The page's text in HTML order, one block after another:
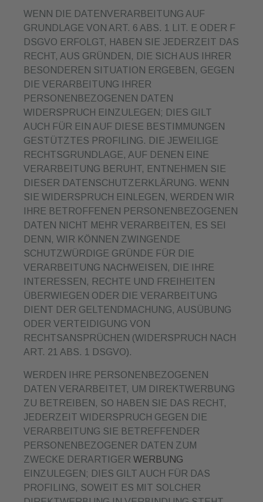
WENN DIE DATENVERARBEITUNG AUF
GRUNDLAGE VON ART. 6 ABS. 1 LIT. E ODER F
DSGVO ERFOLGT, HABEN SIE JEDERZEIT DAS
RECHT, AUS GRÜNDEN, DIE SICH AUS IHRER
BESONDEREN SITUATION ERGEBEN, GEGEN
DIE VERARBEITUNG IHRER
PERSONENBEZOGENEN DATEN
WIDERSPRUCH EINZULEGEN; DIES GILT
AUCH FÜR EIN AUF DIESE BESTIMMUNGEN
GESTÜTZTES PROFILING. DIE JEWEILIGE
RECHTSGRUNDLAGE, AUF DENEN EINE
VERARBEITUNG BERUHT, ENTNEHMEN SIE
DIESER DATENSCHUTZERKLÄRUNG. WENN
SIE WIDERSPRUCH EINLEGEN, WERDEN WIR
IHRE BETROFFENEN PERSONENBEZOGENEN
DATEN NICHT MEHR VERARBEITEN, ES SEI
DENN, WIR KÖNNEN ZWINGENDE
SCHUTZWÜRDIGE GRÜNDE FÜR DIE
VERARBEITUNG NACHWEISEN, DIE IHRE
INTERESSEN, RECHTE UND FREIHEITEN
ÜBERWIEGEN ODER DIE VERARBEITUNG
DIENT DER GELTENDMACHUNG, AUSÜBUNG
ODER VERTEIDIGUNG VON
RECHTSANSPRÜCHEN (WIDERSPRUCH NACH
ART. 21 ABS. 1 DSGVO).
WERDEN IHRE PERSONENBEZOGENEN
DATEN VERARBEITET, UM DIREKTWERBUNG
ZU BETREIBEN, SO HABEN SIE DAS RECHT,
JEDERZEIT WIDERSPRUCH GEGEN DIE
VERARBEITUNG SIE BETREFFENDER
PERSONENBEZOGENER DATEN ZUM
ZWECKE DERARTIGER WERBUNG
EINZULEGEN; DIES GILT AUCH FÜR DAS
PROFILING, SOWEIT ES MIT SOLCHER